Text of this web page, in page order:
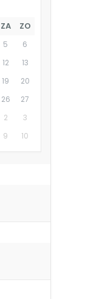
ZA ZO
5
6
12
13
19
20
26
27
2
3
9 10